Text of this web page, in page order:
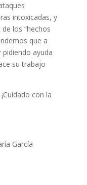
intoxicadas, y
los “hechos
que a
ayuda
su trabajo
con la
García